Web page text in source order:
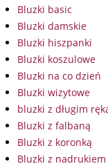
Bluzki basic
Bluzki damskie
Bluzki hiszpanki
Bluzki koszulowe
Bluzki na co dzień
Bluzki wizytowe
bluzki z długim
Bluzki z falbaną
Bluzki z koronką
Bluzki z nadrukiem